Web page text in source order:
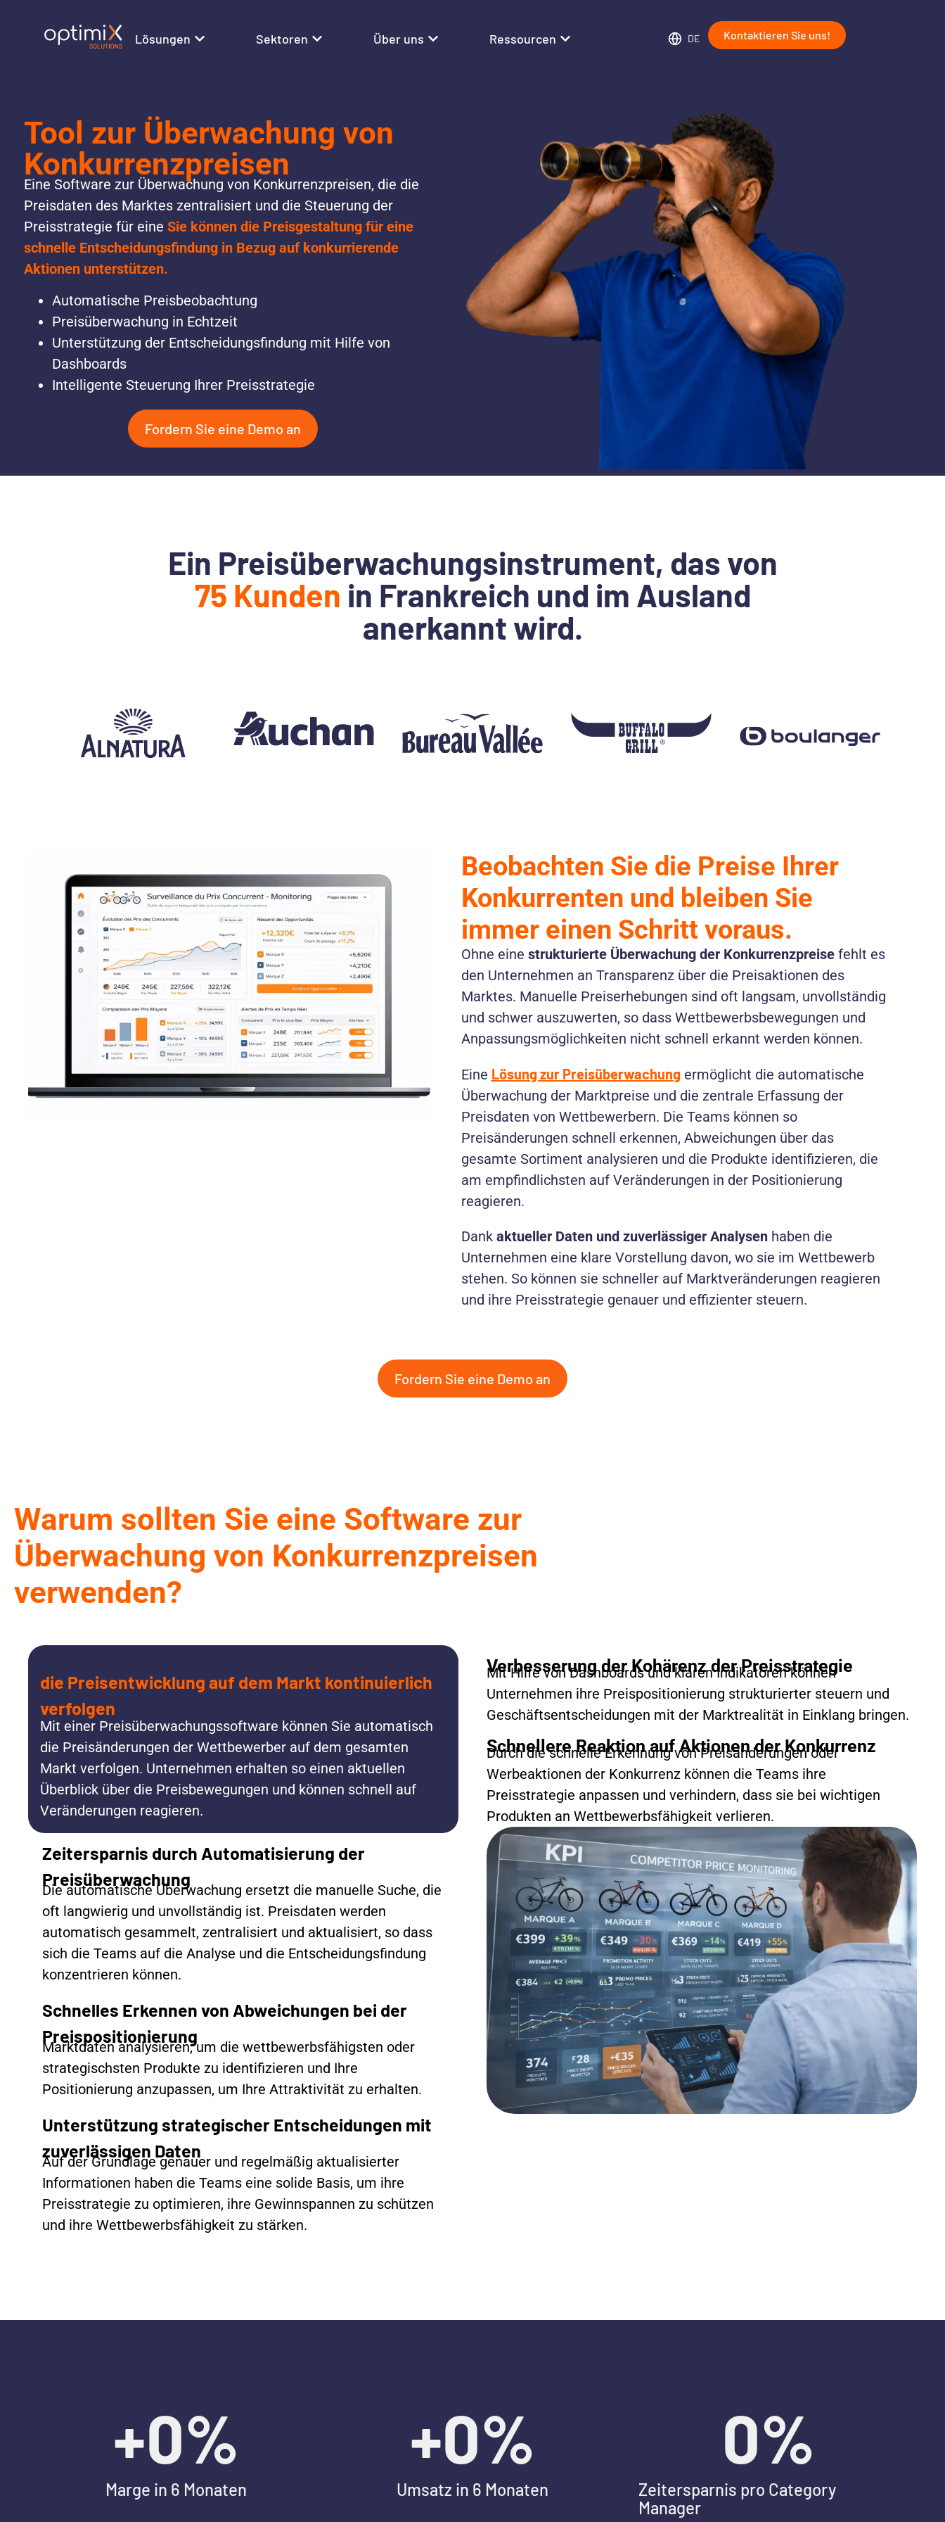
Lösungen Sektoren Über uns Ressourcen DE Kontaktieren Sie uns!
Tool zur Überwachung von
Konkurrenzpreisen
Eine Software zur Überwachung von Konkurrenzpreisen, die die
Preisdaten des Marktes zentralisiert und die Steuerung der
Preisstrategie für eine Sie können die Preisgestaltung für eine
schnelle Entscheidungsfindung in Bezug auf konkurrierende
Aktionen unterstützen.
Automatische Preisbeobachtung
Preisüberwachung in Echtzeit
Unterstützung der Entscheidungsfindung mit Hilfe von
Dashboards
Intelligente Steuerung Ihrer Preisstrategie
Fordern Sie eine Demo an
Ein Preisüberwachungsinstrument, das von
75 Kunden in Frankreich und im Ausland
anerkannt wird.
Beobachten Sie die Preise Ihrer
Konkurrenten und bleiben Sie
immer einen Schritt voraus.
Ohne eine strukturierte Überwachung der Konkurrenzpreisefehlt es
den Unternehmen an Transparenz über die Preisaktionen des
Marktes. Manuelle Preiserhebungen sind oft langsam, unvollständig
und schwer auszuwerten, so dass Wettbewerbsbewegungen und
Anpassungsmöglichkeiten nicht schnell erkannt werden können.
Eine Lösung zur Preisüberwachungermöglicht die automatische
Überwachung der Marktpreise und die zentrale Erfassung der
Preisdaten von Wettbewerbern. Die Teams können so
Preisänderungen schnell erkennen, Abweichungen über das
gesamte Sortiment analysieren und die Produkte identifizieren, die
am empfindlichsten auf Veränderungen in der Positionierung
reagieren.
Dank aktueller Daten und zuverlässiger Analysenhaben die
Unternehmen eine klare Vorstellung davon, wo sie im Wettbewerb
stehen. So können sie schneller auf Marktveränderungen reagieren
und ihre Preisstrategie genauer und effizienter steuern.
Fordern Sie eine Demo an
Warum sollten Sie eine Software zur
Überwachung von Konkurrenzpreisen
verwenden?
die Preisentwicklung auf dem Markt kontinuierlich
verfolgen
Mit einer Preisüberwachungssoftware können Sie automatisch
die Preisänderungen der Wettbewerber auf dem gesamten
Markt verfolgen. Unternehmen erhalten so einen aktuellen
Überblick über die Preisbewegungen und können schnell auf
Veränderungen reagieren.
Zeitersparnis durch Automatisierung der
Preisüberwachung
Die automatische Überwachung ersetzt die manuelle Suche, die
oft langwierig und unvollständig ist. Preisdaten werden
automatisch gesammelt, zentralisiert und aktualisiert, so dass
sich die Teams auf die Analyse und die Entscheidungsfindung
konzentrieren können.
Schnelles Erkennen von Abweichungen bei der
Preispositionierung
Marktdaten analysieren, um die wettbewerbsfähigsten oder
strategischsten Produkte zu identifizieren und Ihre
Positionierung anzupassen, um Ihre Attraktivität zu erhalten.
Unterstützung strategischer Entscheidungen mit
zuverlässigen Daten
Auf der Grundlage genauer und regelmäßig aktualisierter
Informationen haben die Teams eine solide Basis, um ihre
Preisstrategie zu optimieren, ihre Gewinnspannen zu schützen
und ihre Wettbewerbsfähigkeit zu stärken.
Verbesserung der Kohärenz der Preisstrategie
Mit Hilfe von Dashboards und klaren Indikatoren können
Unternehmen ihre Preispositionierung strukturierter steuern und
Geschäftsentscheidungen mit der Marktrealität in Einklang bringen.
Schnellere Reaktion auf Aktionen der Konkurrenz
Durch die schnelle Erkennung von Preisänderungen oder
Werbeaktionen der Konkurrenz können die Teams ihre
Preisstrategie anpassen und verhindern, dass sie bei wichtigen
Produkten an Wettbewerbsfähigkeit verlieren.
Marge in 6 Monaten
+0%
Umsatz in 6 Monaten
+0%
Zeitersparnis pro Category
Manager
0%